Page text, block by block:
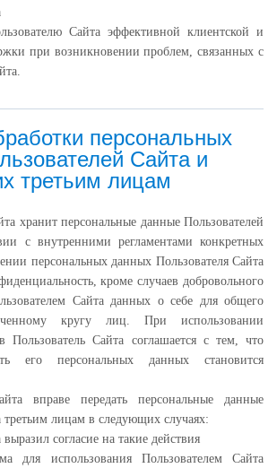
Сайта эффективной клиентской и
при возникновении проблем, связанных с
персональных
Сайта и
третьим лицам
хранит персональные данные Пользователей
с внутренними регламентами конкретных
персональных данных Пользователя Сайта
кроме случаев добровольного
Сайта данных о себе для общего
кругу лиц. При использовании
Пользователь Сайта соглашается с тем, что
его персональных данных становится
вправе передать персональные данные
третьим лицам в следующих случаях:
согласие на такие действия
для использования Пользователем Сайта